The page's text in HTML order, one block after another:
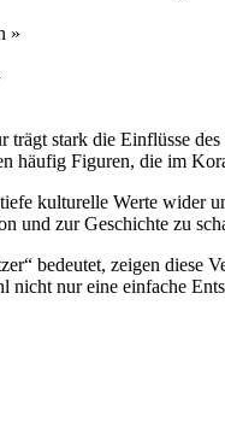
stark die Einflüsse
häufig Figuren, die im
kulturelle Werte wider
und zur Geschichte zu
bedeutet, zeigen
nicht nur eine einfache